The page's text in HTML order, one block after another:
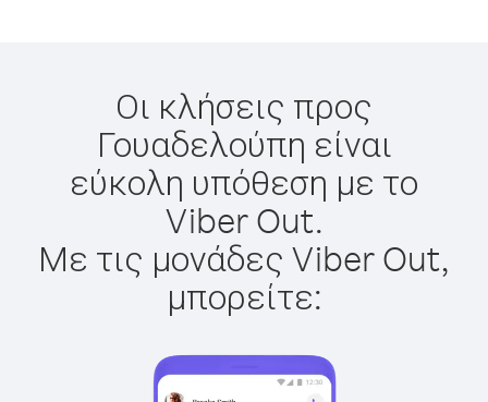
Οι κλήσεις προς
Γουαδελούπη είναι
εύκολη υπόθεση με το
Viber Out.
Με τις μονάδες Viber Out,
μπορείτε: